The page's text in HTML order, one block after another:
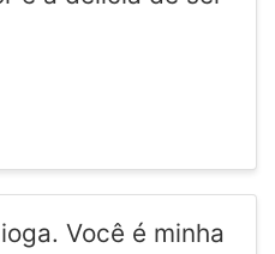
Você é minha